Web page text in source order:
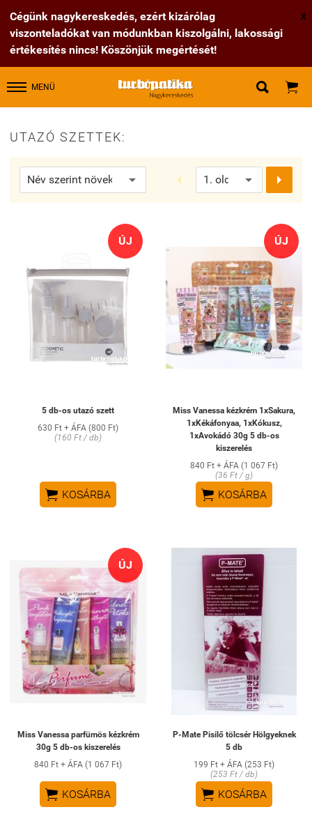
Cégünk nagykereskedés, ezért kizárólag
viszonteladókat van módunkban kiszolgálni, lakossági
értékesítés nincs! Köszönjük megértését!
X
MENÜ  
UTAZÓ SZETTEK:
 
ÚJ
5 db-os utazó szett
630 Ft + ÁFA (800 Ft)
(160 Ft / db)
 KOSÁRBA
ÚJ
Miss Vanessa kézkrém 1xSakura,
1xKékáfonyaa, 1xKókusz,
1xAvokádó 30g 5 db-os
kiszerelés
840 Ft + ÁFA (1 067 Ft)
(36 Ft / g)
 KOSÁRBA
ÚJ
Miss Vanessa parfümös kézkrém
30g 5 db-os kiszerelés
840 Ft + ÁFA (1 067 Ft)
 KOSÁRBA
P-Mate Pisilő tölcsér Hölgyeknek
5 db
199 Ft + ÁFA (253 Ft)
(253 Ft / db)
 KOSÁRBA